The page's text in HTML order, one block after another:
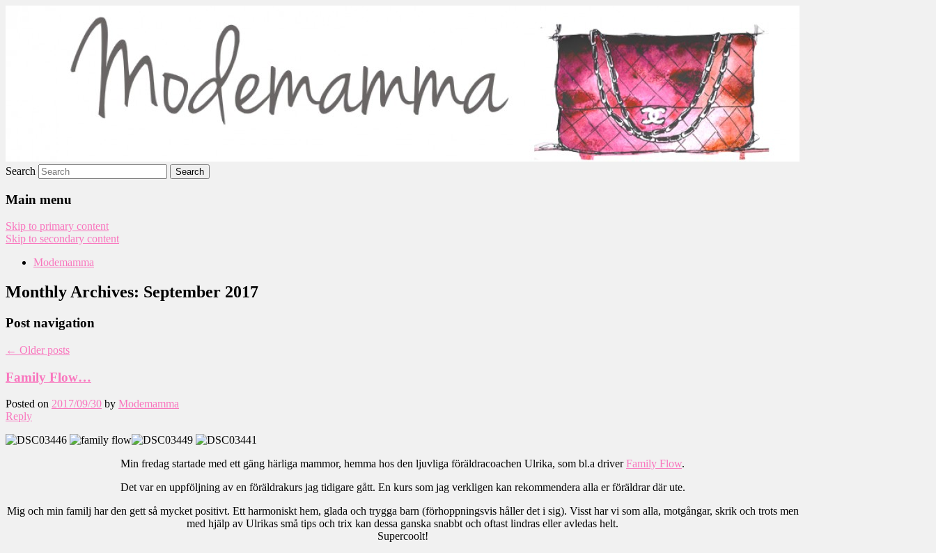
Modemamma
Search
Main menu
Skip to primary content
Skip to secondary content
Modemamma
Monthly Archives: September 2017
Post navigation
← Older posts
Family Flow…
Posted on 2017/09/30 by Modemamma
Reply
Min fredag startade med ett gäng härliga mammor, hemma hos den ljuvliga föräldracoachen Ulrika, som bl.a driverFamily Flow.
Det var en uppföljning av en föräldrakurs jag tidigare gått. En kurs som jag verkligen kan rekommendera alla er föräldrar där ute.
Mig och min familj har den gett så mycket positivt. Ett harmoniskt hem, glada och trygga barn (förhoppningsvis håller det i sig). Visst har vi som alla, motgångar, skrik och trots men
med hjälp av Ulrikas små tips och trix kan dessa ganska snabbt och oftast lindras eller avledas helt.
Supercoolt!